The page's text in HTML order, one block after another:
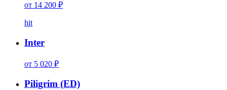
от 14 200 ₽
hit
Inter
от 5 020 ₽
Piligrim (ED)